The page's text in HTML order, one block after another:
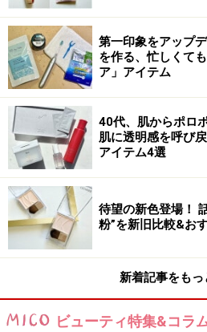
第一印象をアップ
を作る、忙しくて
ア」アイテム
40代、肌からポロ
肌に透明感を呼び
アイテム4選
待望の新色登場！
粉”を新旧比較&お
新着記事をもっ
ビューティ特集&コラ